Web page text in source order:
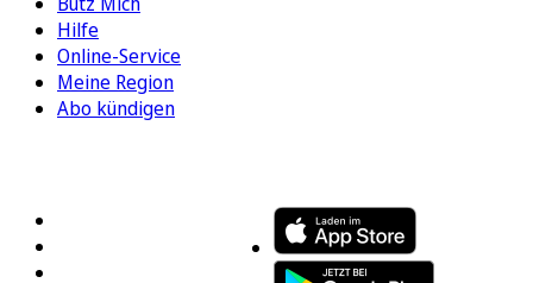
Hilfe
Online-Service
Meine Region
Abo kündigen